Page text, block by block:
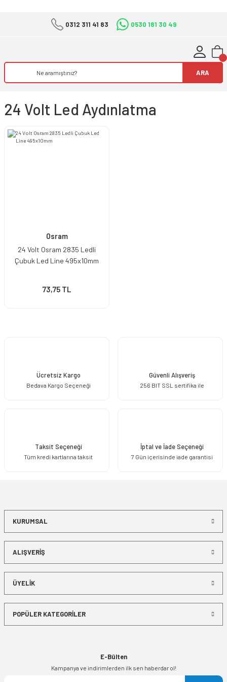
0312 311 41 83 0530 181 30 49
ARA
24 Volt Led Aydınlatma
Osram
24 Volt Osram 2835 Ledli
Çubuk Led Line 495x10mm
73,75 TL
Ücretsiz Kargo
Bedava Kargo Seçeneği
Güvenli Alışveriş
256 BIT SSL sertifika ile
Taksit Seçeneği
Tüm kredi kartlarına taksit
İptal ve İade Seçeneği
7 Gün içerisinde iade garantisi
KURUMSAL
ALIŞVERİŞ
ÜYELİK
POPÜLER KATEGORİLER
E-Bülten
Kampanya ve indirimlerden ilk sen haberdar ol!